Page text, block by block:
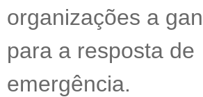
organizações a
para a resposta de
emergência.